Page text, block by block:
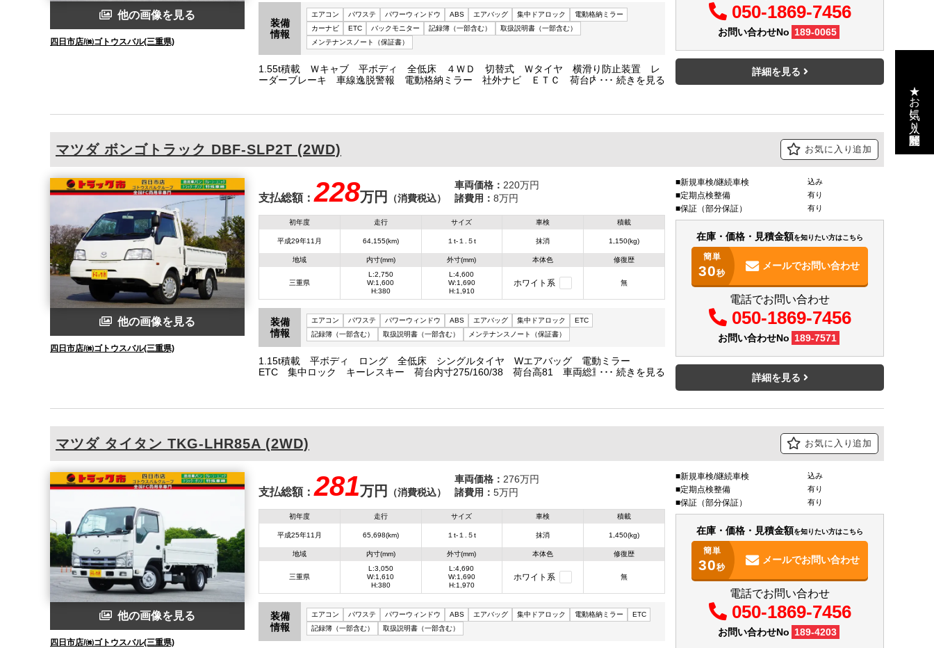
他の画像を見る
四日市店/㈱ゴトウスバル(三重県)
装備
情報
エアコン パワステ パワーウィンドウ ABS エアバッグ 集中ドアロック
電動格納ミラー
カーナビ
ETC バックモニター 記録簿（一部含む）
取扱説明書（一部含む）
メンテナンスノート（保証書）
1.55t積載 Ｗキャブ 平ボディ 全低床 ４ＷＤ 切替式 Ｗタイヤ 横滑り防止装置 レ
ーダーブレーキ 車線逸脱警報 電動格納ミラー 社外ナビ ＥＴＣ 荷台内寸
050-1869-7456
お問い合わせNo 189-0065
詳細を見る
マツダ ボンゴトラック DBF-SLP2T (2WD) お気に入り追加
他の画像を見る
四日市店/㈱ゴトウスバル(三重県)
支払総額：228万円 （消費税込）
車両価格： 220万円
諸費用： 8万円
初年度
平成29年11月
走行
64,155(km)
サイズ
１t-１.５t
車検
抹消
積載
1,150(kg)
地域
三重県
内寸(mm)
L:2,750
W:1,600
H:380
外寸(mm)
L:4,600
W:1,690
H:1,910
本体色
ホワイト系
修復歴
無
装備
情報
エアコン パワステ パワーウィンドウ ABS エアバッグ 集中ドアロック
ETC
記録簿（一部含む）
取扱説明書（一部含む） メンテナンスノート（保証書）
1.15t積載 平ボディ ロング 全低床 シングルタイヤ Wエアバッグ 電動ミラー
ETC 集中ロック キーレスキー 荷台内寸275/160/38 荷台高81 車両総重量2590kg 普
新規車検/継続車検 込み
定期点検整備 有り
保証（部分保証） 有り
在庫・価格・見積金額を知りたい方はこちら
簡単
30秒
メールでお問い合わせ
電話でお問い合わせ
050-1869-7456
お問い合わせNo 189-7571
詳細を見る
マツダ タイタン TKG-LHR85A (2WD) お気に入り追加
他の画像を見る
四日市店/㈱ゴトウスバル(三重県)
支払総額：281万円 （消費税込）
車両価格： 276万円
諸費用： 5万円
初年度
平成25年11月
走行
65,698(km)
サイズ
１t-１.５t
車検
抹消
積載
1,450(kg)
地域
三重県
内寸(mm)
L:3,050
W:1,610
H:380
外寸(mm)
L:4,690
W:1,690
H:1,970
本体色
ホワイト系
修復歴
無
装備
情報
エアコン パワステ パワーウィンドウ ABS エアバッグ 集中ドアロック 電動格納ミラー
ETC
記録簿（一部含む）
取扱説明書（一部含む）
新規車検/継続車検 込み
定期点検整備 有り
保証（部分保証） 有り
在庫・価格・見積金額を知りたい方はこちら
簡単
30秒
メールでお問い合わせ
電話でお問い合わせ
050-1869-7456
お問い合わせNo 189-4203
★お気に入り・閲覧履歴